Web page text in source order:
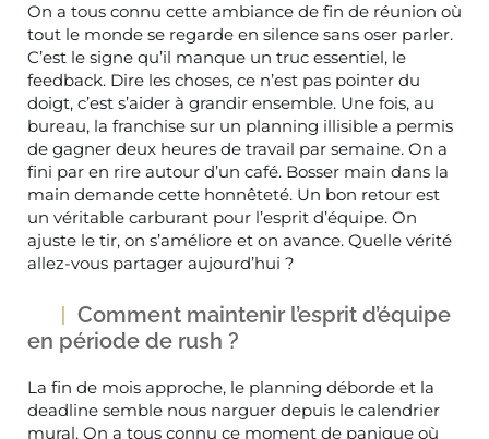
On a tous connu cette ambiance de fin de réunion où
tout le monde se regarde en silence sans oser parler.
C’est le signe qu’il manque un truc essentiel, le
feedback. Dire les choses, ce n’est pas pointer du
doigt, c’est s’aider à grandir ensemble. Une fois, au
bureau, la franchise sur un planning illisible a permis
de gagner deux heures de travail par semaine. On a
fini par en rire autour d’un café. Bosser main dans la
main demande cette honnêteté. Un bon retour est
un véritable carburant pour l’esprit d’équipe. On
ajuste le tir, on s’améliore et on avance. Quelle vérité
allez-vous partager aujourd’hui ?
Comment maintenir l’esprit d’équipe
en période de rush ?
La fin de mois approche, le planning déborde et la
deadline semble nous narguer depuis le calendrier
mural. On a tous connu ce moment de panique où